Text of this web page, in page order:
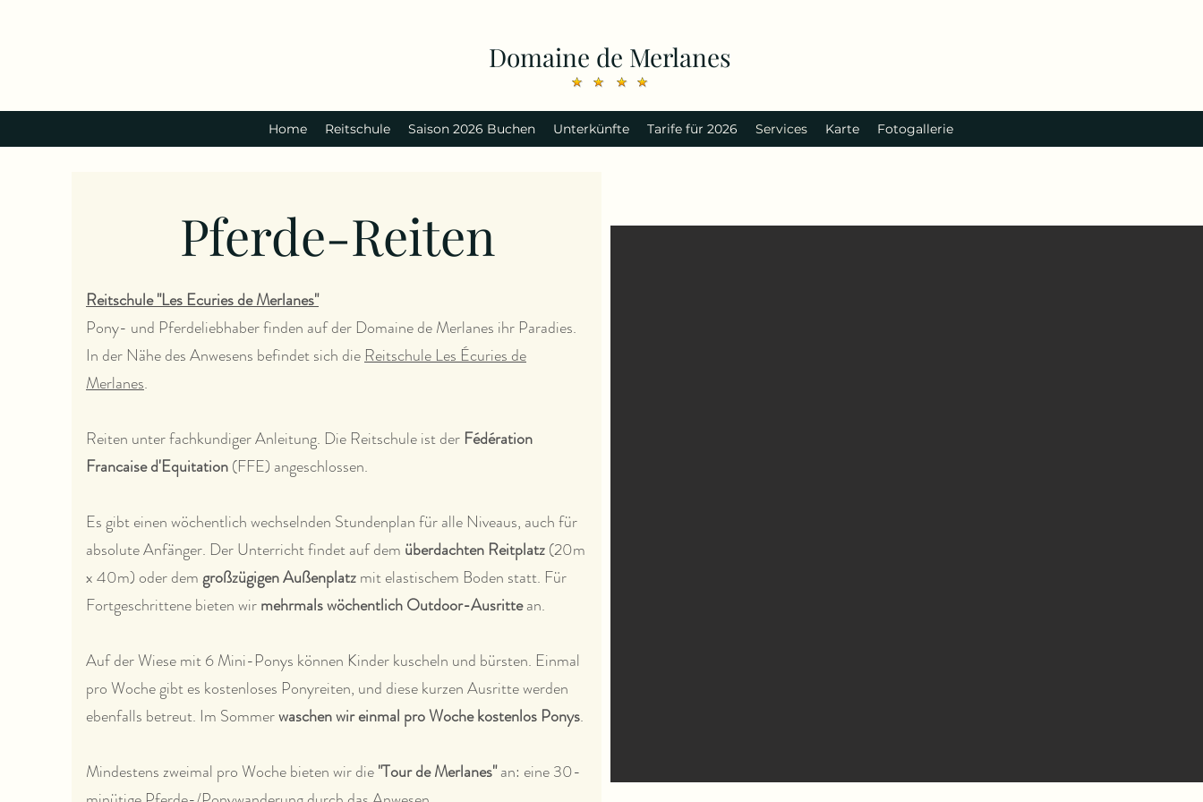
Domaine de Merlanes
Home Reitschule Saison 2026 Buchen Unterkünfte Tarife für 2026 Services Karte Fotogallerie
Pferde-Reiten
Reitschule "Les Ecuries de Merlanes"
Pony- und Pferdeliebhaber finden auf der Domaine de Merlanes ihr Paradies.
In der Nähe des Anwesens befindet sich die Reitschule Les Écuries de
Merlanes.
Reiten unter fachkundiger Anleitung. Die Reitschule ist der Fédération
Francaise d'Equitation(FFE) angeschlossen.
Es gibt einen wöchentlich wechselnden Stundenplan für alle Niveaus, auch für
absolute Anfänger. Der Unterricht findet auf dem überdachten Reitplatz(20m
x 40m) oder demgroßzügigen Außenplatzmit elastischem Boden statt. Für
Fortgeschrittene bieten wirmehrmals wöchentlich Outdoor-Ausrittean.
Auf der Wiese mit 6 Mini-Ponys können Kinder kuscheln und bürsten. Einmal
pro Woche gibt es kostenloses Ponyreiten, und diese kurzen Ausritte werden
ebenfalls betreut. Im Sommerwaschen wir einmal pro Woche kostenlos Ponys.
Mindestens zweimal pro Woche bieten wir die"Tour de Merlanes"an: eine 30-